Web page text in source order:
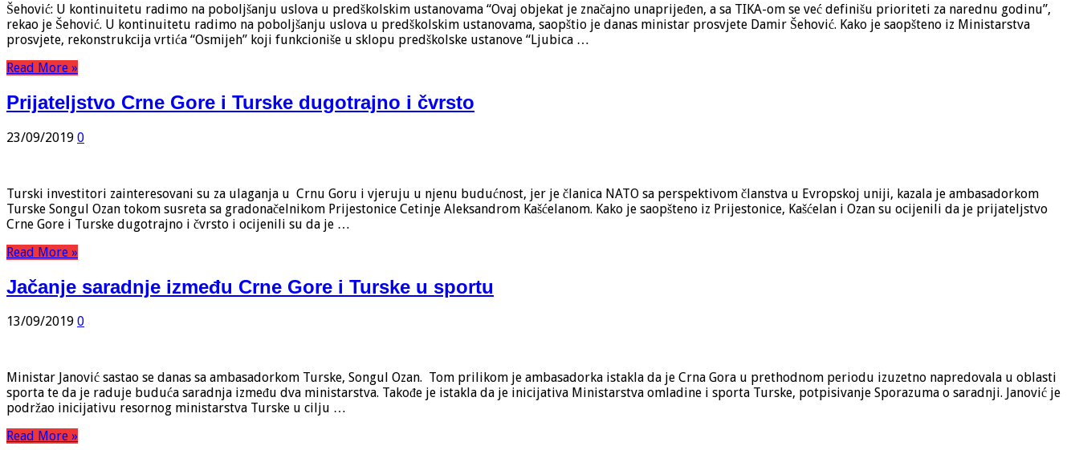
Šehović: U kontinuitetu radimo na poboljšanju uslova u predškolskim ustanovama “Ovaj objekat je značajno unaprijeđen, a sa TIKA-om se već definišu prioriteti za narednu godinu”,
rekao je Šehović. U kontinuitetu radimo na poboljšanju uslova u predškolskim ustanovama, saopštio je danas ministar prosvjete Damir Šehović. Kako je saopšteno iz Ministarstva
prosvjete, rekonstrukcija vrtića “Osmijeh” koji funkcioniše u sklopu predškolske ustanove “Ljubica …
Read More »
Prijateljstvo Crne Gore i Turske dugotrajno i čvrsto
23/09/2019 0
Turski investitori zainteresovani su za ulaganja u Crnu Goru i vjeruju u njenu budućnost, jer je članica NATO sa perspektivom članstva u Evropskoj uniji, kazala je ambasadorkom
Turske Songul Ozan tokom susreta sa gradonačelnikom Prijestonice Cetinje Aleksandrom Kašćelanom. Kako je saopšteno iz Prijestonice, Kašćelan i Ozan su ocijenili da je prijateljstvo
Crne Gore i Turske dugotrajno i čvrsto i ocijenili su da je …
Read More »
Jačanje saradnje između Crne Gore i Turske u sportu
13/09/2019 0
Ministar Janović sastao se danas sa ambasadorkom Turske, Songul Ozan. Tom prilikom je ambasadorka istakla da je Crna Gora u prethodnom periodu izuzetno napredovala u oblasti
sporta te da je raduje buduća saradnja između dva ministarstva. Takođe je istakla da je inicijativa Ministarstva omladine i sporta Turske, potpisivanje Sporazuma o saradnji. Janović je
podržao inicijativu resornog ministarstva Turske u cilju …
Read More »